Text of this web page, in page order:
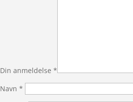
Din anmeldelse*
Navn*